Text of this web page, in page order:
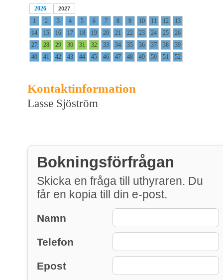
2026 2027
1 2 3 4 5 6 7 8 9 10 11 12
13
14
15 16 17 18 19 20 21 22 23 24 25
26
27
28 29 30 31 32 33 34 35 36 37 38
39
40
41 42 43 44 45 46 47 48 49 50 51 52
Kontaktinformation
Lasse Sjöström
Bokningsförfrågan
Skicka en fråga till uthyraren. Du
får en kopia till din e-post.
Namn
Telefon
Epost